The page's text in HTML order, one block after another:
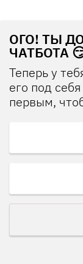
ОГО! ТЫ
ЧАТБОТА
Теперь у
его под
первым,